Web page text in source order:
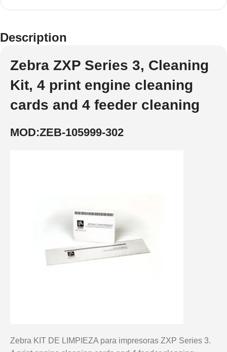
Description
Zebra ZXP Series 3, Cleaning
Kit, 4 print engine cleaning
cards and 4 feeder cleaning
MOD:ZEB-105999-302
Zebra KIT DE LIMPIEZA para impresoras ZXP Series 3.